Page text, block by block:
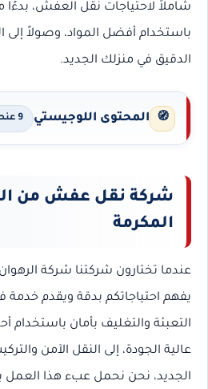
شاملاً لاحتياجات نقل العفش، بدءًا
باستخدام أفضل المواد، وصولاً
الدقيق في منزلك الجديد.
🧭 المحتوى اللوجيستي 9 عنصراً
شركة نقل عفش من
المكرمة
عندما تختارون شركتنا شركة
يفهم احتياجاتكم بدقة ويقدم
التعبئة والتغليف بأمان باستخدام
عالية الجودة، إلى النقل الآمن
الجديد، نحن نحمل عبء هذا العمل